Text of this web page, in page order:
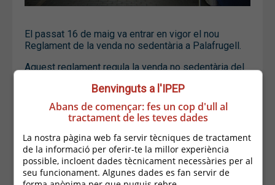
El passat 16 de maig va entrar en vigor el nou
Reglament de la venda no sedentària a Palafrugell.
Aquest reglament regula la venda no sedentària del
que es realitza diàriament durant l’estiu a les
platges i altres formes de venda no sedentària i
prestació de serveis que es realitzen en el nostre
Aquest reglament modifica l’aprovat l’any 2004, on
es regula també el Mercat municipal diari. Les noves
normatives d’aplicació i les diferències en la forma
de gestió entre la venda no sedentària i el mercat
Benvinguts a l'IPEP
Abans de començar: fes un cop d'ull al
tractament de les teves dades
La nostra pàgina web fa servir tècniques de tractament
de la informació per oferir-te la millor experiència
possible, incloent dades tècnicament necessàries per al
seu funcionament. Algunes dades es fan servir de